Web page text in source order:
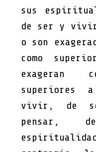
sus
de ser y
o son
como
exageran
superiores
vivir, de
pensar,